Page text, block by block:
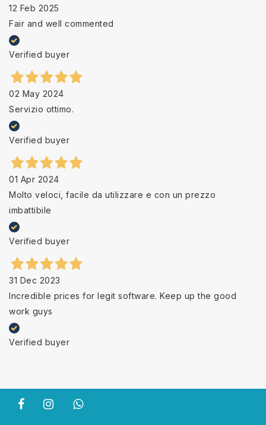
12 Feb 2025
Fair and well commented
Verified buyer
02 May 2024
Servizio ottimo.
Verified buyer
01 Apr 2024
Molto veloci, facile da utilizzare e con un prezzo
imbattibile
Verified buyer
31 Dec 2023
Incredible prices for legit software. Keep up the good
work guys
Verified buyer